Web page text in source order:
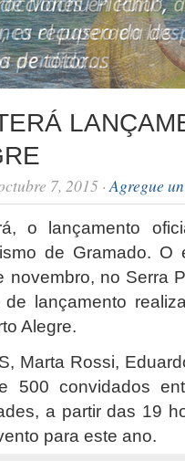
7, 2015 ·Agregue
o lançamento
de Gramado.
no Serra
lançamento
Alegre.
Marta Rossi,
500 convidados
a partir das 19
para este ano.